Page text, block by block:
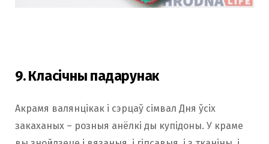
9. Класічны падарунак
Акрамя валянцікак і сэрцаў сімвал Дня ўсіх
закаханых – розныя анёлкі ды купідоны. У краме